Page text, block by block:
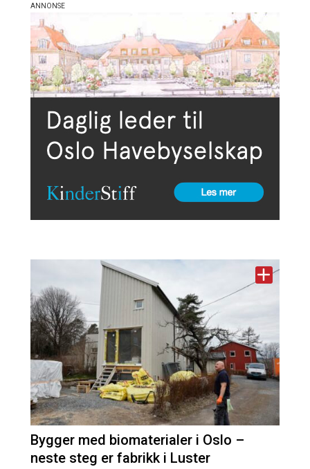
Bygger med biomaterialer i Oslo –
neste steg er fabrikk i Luster